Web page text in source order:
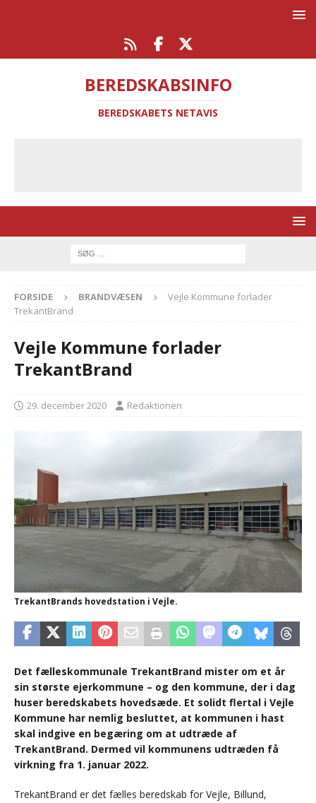
BEREDSKABSINFO
BEREDSKABETS NETAVIS
FORSIDE BRANDVÆSEN
Vejle Kommune forlader
TrekantBrand
Vejle Kommune forlader
TrekantBrand
29. december 2020 Redaktionen
TrekantBrands hovedstation i Vejle.
Det fælleskommunale TrekantBrand mister om et år
sin største ejerkommune – og den kommune, der i dag
huser beredskabets hovedsæde. Et solidt flertal i Vejle
Kommune har nemlig besluttet, at kommunen i hast
skal indgive en begæring om at udtræde af
TrekantBrand. Dermed vil kommunens udtræden få
virkning fra 1. januar 2022.
TrekantBrand er det fælles beredskab for Vejle, Billund,